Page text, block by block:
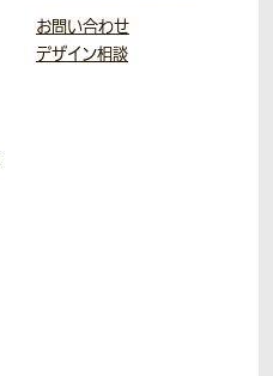
お問い合わせ
デザイン相談